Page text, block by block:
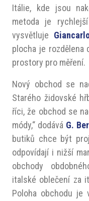
Itálie, kde jsou
metoda je
vysvětluje
plocha je rozdělena
prostory pro měření.
Nový obchod se
Starého židovské
říci, že obchod se
módy,“ dodává G.
butiků chce být
odpovídají i nižší
obchody
italské oblečení za
Poloha obchodu je